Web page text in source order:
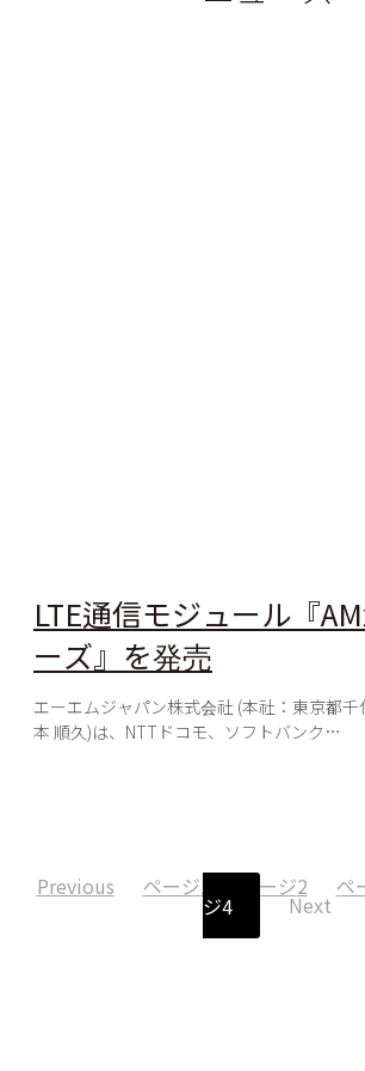
LTE通信モジュール『
ーズ』を発売
エーエムジャパン株式会社 (本社：東京都千
本 順久)は、NTTドコモ、ソフトバンク…
Previous ページ1 ページ2 ペ
ジ4 Next